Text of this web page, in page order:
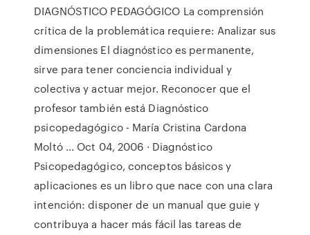
DIAGNÓSTICO PEDAGÓGICO La comprensión
crítica de la problemática requiere: Analizar sus
dimensiones El diagnóstico es permanente,
sirve para tener conciencia individual y
colectiva y actuar mejor. Reconocer que el
profesor también está Diagnóstico
psicopedagógico - María Cristina Cardona
Moltó ... Oct 04, 2006 · Diagnóstico
Psicopedagógico, conceptos básicos y
aplicaciones es un libro que nace con una clara
intención: disponer de un manual que guie y
contribuya a hacer más fácil las tareas de